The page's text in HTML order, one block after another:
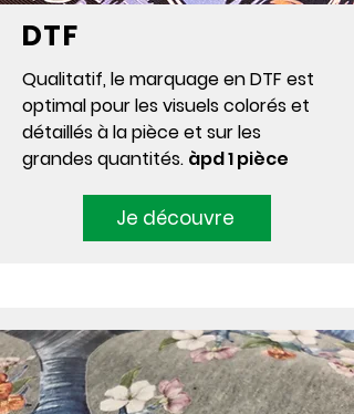
DTF
Qualitatif, le marquage en DTF est
optimal pour les visuels colorés et
détaillés à la pièce et sur les
grandes quantités. àpd 1 pièce
Je découvre